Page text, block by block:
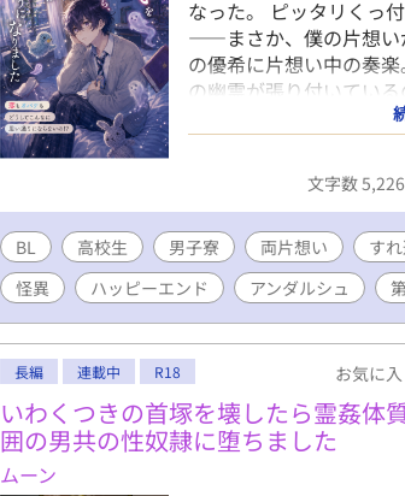
なった。 ピッタリくっ
――まさか、僕の片想い
の優希に片想い中の奏
の幽霊が張り付いてい
楽が作ったあみぐるみ
思議の鏡に映る真実と
なのか、それとも――。
春ホラーBL。 ※表紙は
文字数 5,226
BL 高校生 男子寮 両片想い す
怪異
ハッピーエンド アンダルシュ
長編 連載中 R18 お気に
いわくつきの首塚を壊したら霊姦体
囲の男共の性奴隷に堕ちました
ムーン